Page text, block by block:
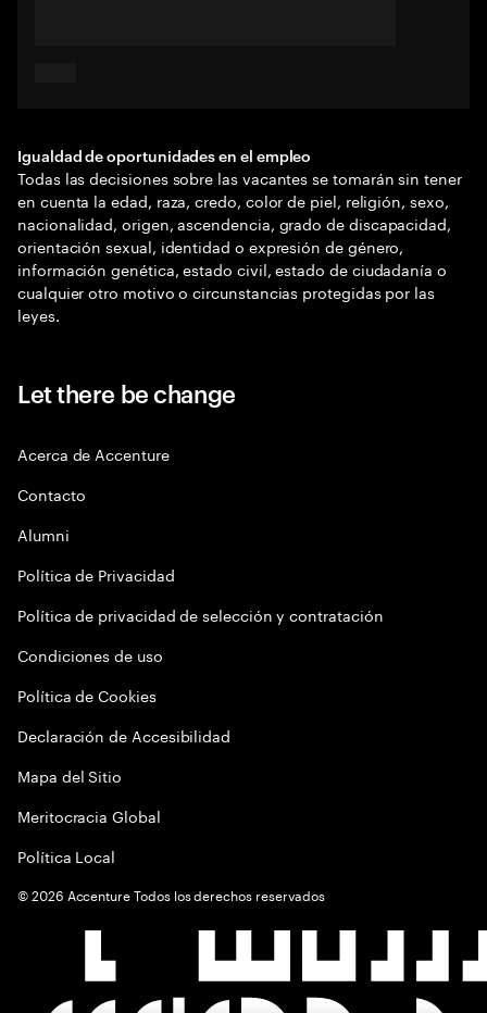
Igualdad de oportunidades en el empleo
Todas las decisiones sobre las vacantes se tomarán sin tener
en cuenta la edad, raza, credo, color de piel, religión, sexo,
nacionalidad, origen, ascendencia, grado de discapacidad,
orientación sexual, identidad o expresión de género,
información genética, estado civil, estado de ciudadanía o
cualquier otro motivo o circunstancias protegidas por las
leyes.
Let there be change
Acerca de Accenture
Contacto
Alumni
Política de Privacidad
Política de privacidad de selección y contratación
Condiciones de uso
Política de Cookies
Declaración de Accesibilidad
Mapa del Sitio
Meritocracia Global
Política Local
©2026 Accenture Todos los derechos reservados